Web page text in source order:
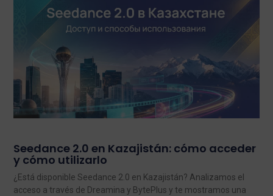
Seedance 2.0 en Kazajistán: cómo acceder
y cómo utilizarlo
¿Está disponible Seedance 2.0 en Kazajistán? Analizamos el
acceso a través de Dreamina y BytePlus y te mostramos una